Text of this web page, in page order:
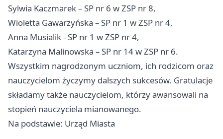
Sylwia Kaczmarek – SP nr 6 w ZSP nr 8,
Wioletta Gawarzyńska – SP nr 1 w ZSP nr 4,
Anna Musialik - SP nr 1 w ZSP nr 4,
Katarzyna Malinowska – SP nr 14 w ZSP nr 6.
Wszystkim nagrodzonym uczniom, ich rodzicom oraz
nauczycielom życzymy dalszych sukcesów. Gratulacje
składamy także nauczycielom, którzy awansowali na
stopień nauczyciela mianowanego.
Na podstawie: Urząd Miasta